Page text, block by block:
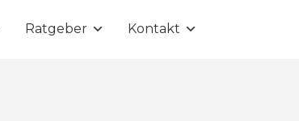
Ratgeber Kontakt